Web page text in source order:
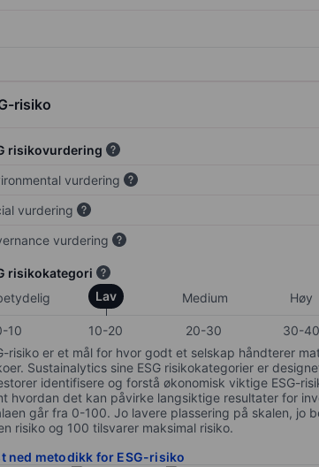
risiko
risikovurdering
vurdering
vurdering
vurdering
risikokategori
Lav Medium Høy
10 10-20 20-30 30-40
risiko er et mål for hvor godt et selskap håndterer
Sustainalytics sine ESG risikokategorier er
identifisere og forstå økonomisk viktige ESG-
hvordan det kan påvirke langsiktige resultater for
går fra 0-100. Jo lavere plassering på skalen, jo
risiko og 100 tilsvarer maksimal risiko.
ned metodikk for ESG-risiko